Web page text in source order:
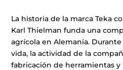
La historia de la marca Teka
Karl Thielman funda una
agrícola en Alemania.
vida, la actividad de la
fabricación de herramientas y